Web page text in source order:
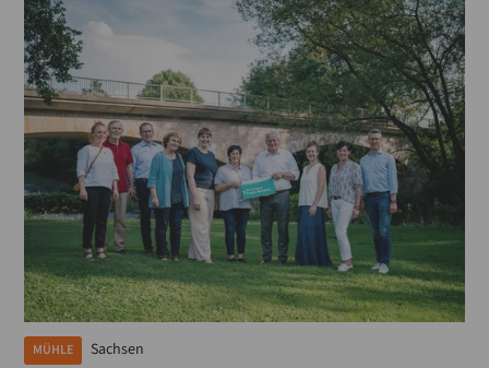
MÜHLE Sachsen